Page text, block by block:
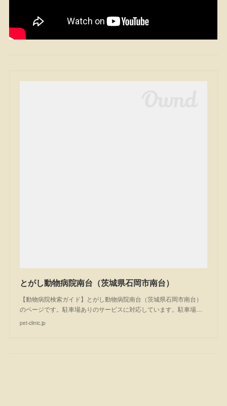
とがし動物病院南台（茨城県石岡市南台）
【動物病院検索ガイド】とがし動物病院南台（茨城県石岡市南台）
のページです。駐車場ありのサービスに対応しています。駐車場…
pet-clinic.jp